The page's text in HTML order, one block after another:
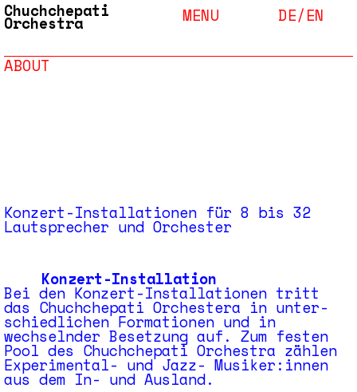
Chuchchepati
Orchestra DE/EN
MENU
ABOUT
Konzert-Installationen für 8 bis 32
Lautsprecher und Orchester
Konzert-Installation
Bei den Konzert-­Installa­tionen tritt
das Chuchchepati Orchestera in unter­
schied­lichen Formationen und in
wechselnder Besetzung auf. Zum festen
Pool des Chuchchepati Orchestra zählen
Experi­mental- und Jazz- Musiker:innen
aus dem In- und Ausland.